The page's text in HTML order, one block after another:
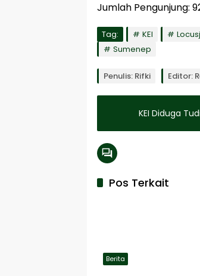
Jumlah Pengunjung:
Tag: KEI
Sumenep
Penulis: Rifki Editor:
KEI Diduga
Pos Terkait
Berita